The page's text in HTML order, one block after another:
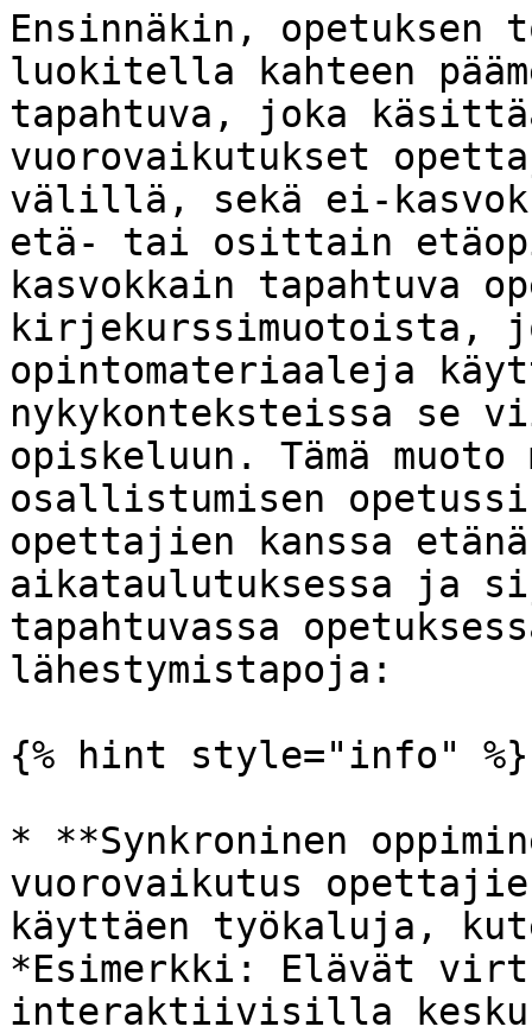
Ensinnäkin, opetuksen
luokitella kahteen
tapahtuva, joka
vuorovaikutukset
välillä, sekä ei-
etä- tai osittain
kasvokkain tapahtuva
kirjekurssimuotoista,
opintomateriaaleja
nykykonteksteissa se
opiskeluun. Tämä
osallistumisen
opettajien kanssa
aikataulutuksessa ja
tapahtuvassa
lähestymistapoja:
{% hint style="info" %}
* **Synkroninen
vuorovaikutus
käyttäen työkaluja,
*Esimerkki: Elävät
interaktiivisilla